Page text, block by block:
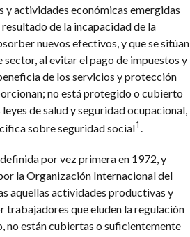
y actividades económicas emergidas
de la incapacidad de la
nuevos efectivos, y que se sitúan
sector, al evitar el pago de impuestos y
de los servicios y protección
no está protegido o cubierto
de salud y seguridad ocupacional,
sobre seguridad social1.
por vez primera en 1972, y
la Organización Internacional del
aquellas actividades productivas y
trabajadores que eluden la regulación
no están cubiertas o suficientemente